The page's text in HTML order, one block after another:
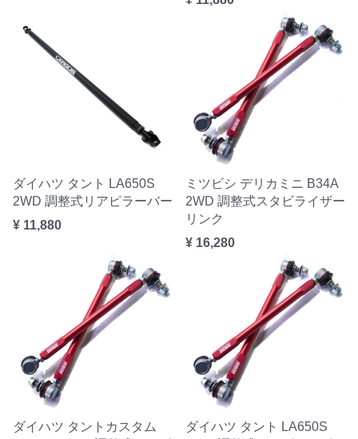
ダイハツ タント LA650S
2WD 調整式リアピラーバー
¥ 11,880
ミツビシ デリカミニ B34A
2WD 調整式スタビライザー
リンク
¥ 16,280
ダイハツ タントカスタム
ダイハツ タント LA650S